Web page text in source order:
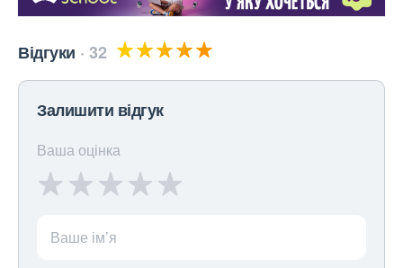
Відгуки 32
Залишити відгук
Ваша оцінка
Ваше ім’я